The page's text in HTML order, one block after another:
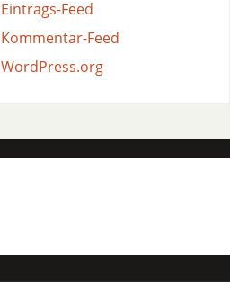
Eintrags-Feed
Kommentar-Feed
WordPress.org